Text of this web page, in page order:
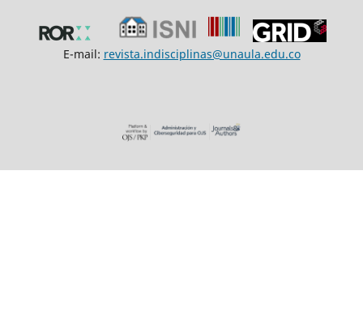
E-mail: revista.indisciplinas@unaula.edu.co